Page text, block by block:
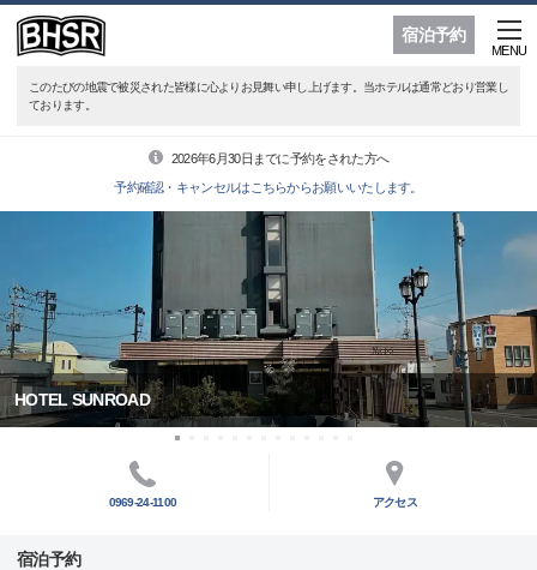
宿泊予約
MENU
このたびの地震で被災された皆様に心よりお見舞い申し上げます。当ホテルは通常どおり営業し
ております。
2026年6月30日までに予約をされた方へ
予約確認・キャンセルはこちらからお願いいたします。
HOTEL SUNROAD
0969-24-1100 アクセス
宿泊予約